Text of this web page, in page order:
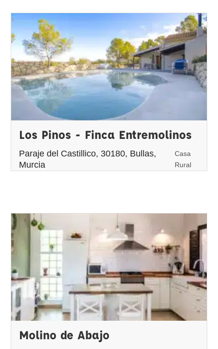
Los Pinos - Finca Entremolinos
Paraje del Castillico, 30180, Bullas,
Murcia
Casa
Rural
Molino de Abajo